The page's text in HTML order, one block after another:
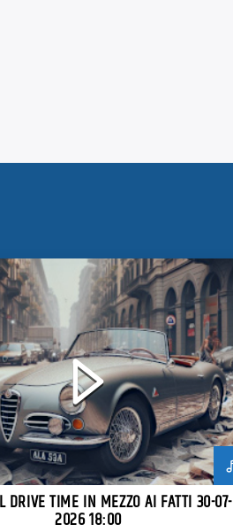
DRIVE TIME IN MEZZO AI FATTI 30-07-
2026 18:00